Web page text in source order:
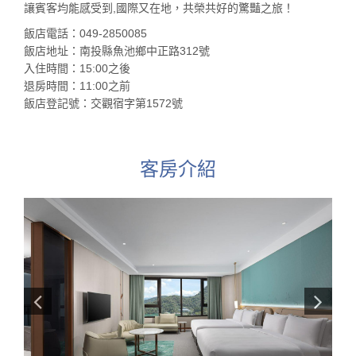
讓賓客均能感受到,國際又在地，共榮共好的驚豔之旅！
飯店電話：049-2850085
飯店地址：南投縣魚池鄉中正路312號
入住時間：15:00之後
退房時間：11:00之前
飯店登記號：交觀宿字第1572號
客房介紹